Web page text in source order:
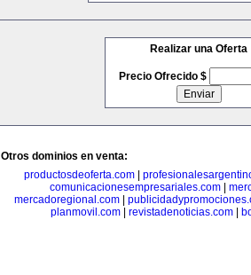
Realizar una Oferta
Precio Ofrecido $
Otros dominios en venta:
productosdeoferta.com|
comunicacionesempresariales.com
mercadoregional.com
planmovil.com| revistadenoticias.com|